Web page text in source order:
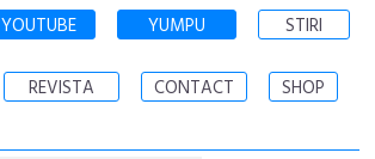
YOUTUBE YUMPU STIRI
REVISTA CONTACT SHOP